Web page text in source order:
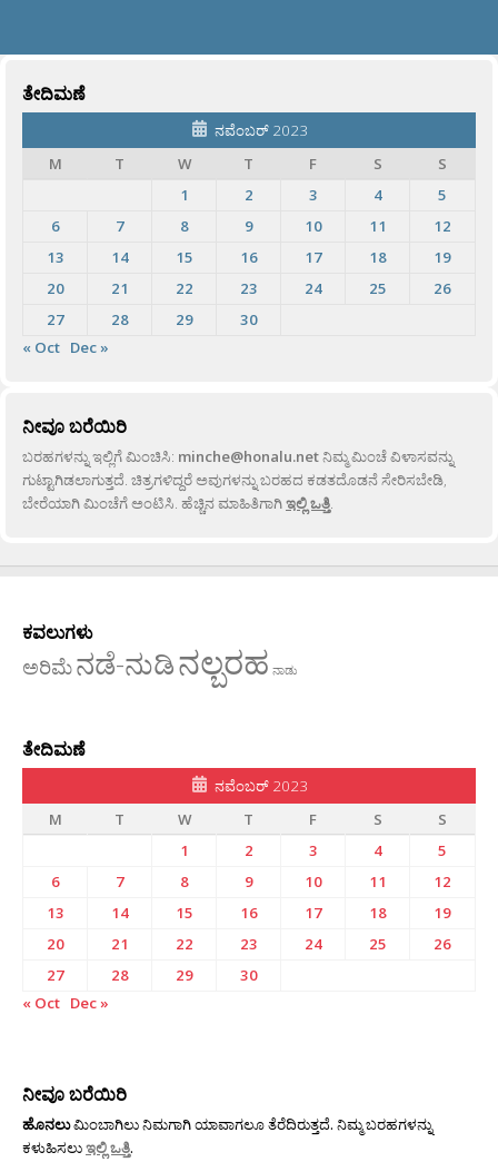
ತೇದಿಮಣೆ
ನವೆಂಬರ್ 2023
M
T W T F S
S
1
2 3 4
5
6
7 8 9 10 11
12
13
14 15 16 17 18
19
20
21 22 23 24 25
26
27
28 29
30
« Oct Dec »
ನೀವೂ ಬರೆಯಿರಿ
ಬರಹಗಳನ್ನು ಇಲ್ಲಿಗೆ ಮಿಂಚಿಸಿ: minche@honalu.netನಿಮ್ಮ ಮಿಂಚೆ ವಿಳಾಸವನ್ನು
ಗುಟ್ಟಾಗಿಡಲಾಗುತ್ತದೆ. ಚಿತ್ರಗಳಿದ್ದರೆ ಅವುಗಳನ್ನು ಬರಹದ ಕಡತದೊಡನೆ ಸೇರಿಸಬೇಡಿ,
ಬೇರೆಯಾಗಿ ಮಿಂಚೆಗೆ ಅಂಟಿಸಿ. ಹೆಚ್ಚಿನ ಮಾಹಿತಿಗಾಗಿಇಲ್ಲಿ ಒತ್ತಿ.
ಕವಲುಗಳು
ಅರಿಮೆನಡೆ-ನುಡಿನಲ್ಬರಹ ನಾಡು
ತೇದಿಮಣೆ
ನವೆಂಬರ್ 2023
M
T W T F S
S
1
2 3 4
5
6
7 8 9 10 11
12
13
14 15 16 17 18
19
20
21 22 23 24 25
26
27
28 29
30
« Oct Dec »
ನೀವೂ ಬರೆಯಿರಿ
ಹೊನಲುಮಿಂಬಾಗಿಲು ನಿಮಗಾಗಿ ಯಾವಾಗಲೂ ತೆರೆದಿರುತ್ತದೆ. ನಿಮ್ಮ ಬರಹಗಳನ್ನು
ಕಳುಹಿಸಲುಇಲ್ಲಿ ಒತ್ತಿ.